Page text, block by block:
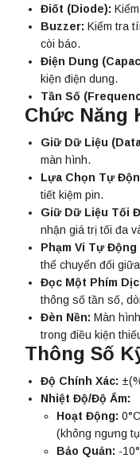
Điốt (Diode):
Buzzer: Kiểm tra
còi báo.
Điện Dung
kiện điện dung.
Tần Số
Chức Năng
Giữ Dữ Liệu
màn hình.
Lựa Chọn Tự
tiết kiệm pin.
Giữ Dữ Liệu Tối
nhận giá trị tối đa
Phạm Vi Tự
thể chuyển đổi
Đọc Một Phím
thông số tần số,
Đèn Nền: Màn
trong điều kiện
Thông Số
Độ Chính Xác:
Nhiệt Độ/Độ Ẩm:
Hoạt Động:
(không ngưng
Bảo Quản: -